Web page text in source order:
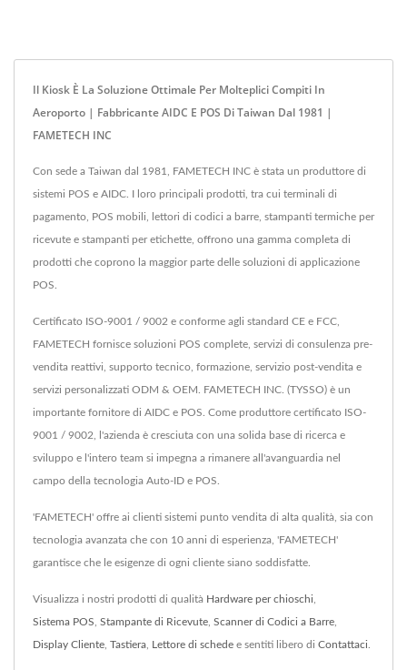
Il Kiosk È La Soluzione Ottimale Per Molteplici Compiti In
Aeroporto | Fabbricante AIDC E POS Di Taiwan Dal 1981 |
FAMETECH INC
Con sede a Taiwan dal 1981, FAMETECH INC è stata un produttore di
sistemi POS e AIDC. I loro principali prodotti, tra cui terminali di
pagamento, POS mobili, lettori di codici a barre, stampanti termiche per
ricevute e stampanti per etichette, offrono una gamma completa di
prodotti che coprono la maggior parte delle soluzioni di applicazione
POS.
Certificato ISO-9001 / 9002 e conforme agli standard CE e FCC,
FAMETECH fornisce soluzioni POS complete, servizi di consulenza pre-
vendita reattivi, supporto tecnico, formazione, servizio post-vendita e
servizi personalizzati ODM & OEM. FAMETECH INC. (TYSSO) è un
importante fornitore di AIDC e POS. Come produttore certificato ISO-
9001 / 9002, l'azienda è cresciuta con una solida base di ricerca e
sviluppo e l'intero team si impegna a rimanere all'avanguardia nel
campo della tecnologia Auto-ID e POS.
'FAMETECH' offre ai clienti sistemi punto vendita di alta qualità, sia con
tecnologia avanzata che con 10 anni di esperienza, 'FAMETECH'
garantisce che le esigenze di ogni cliente siano soddisfatte.
Visualizza i nostri prodotti di qualità Hardware per chioschi
Sistema POS Stampante di Ricevute Scanner di Codici a Barre
Display Cliente Tastiera Lettore di schede e sentiti libero di Contattaci